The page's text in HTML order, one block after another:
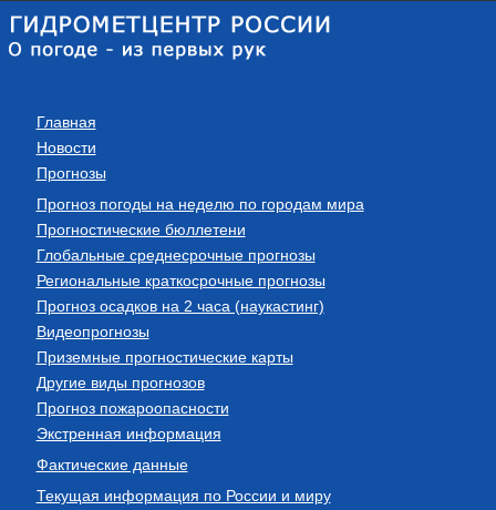
Главная
Новости
Прогнозы
Прогноз погоды на неделю по городам мира
Прогностические бюллетени
Глобальные среднесрочные прогнозы
Региональные краткосрочные прогнозы
Прогноз осадков на 2 часа (наукастинг)
Видеопрогнозы
Приземные прогностические карты
Другие виды прогнозов
Прогноз пожароопасности
Экстренная информация
Фактические данные
Текущая информация по России и миру